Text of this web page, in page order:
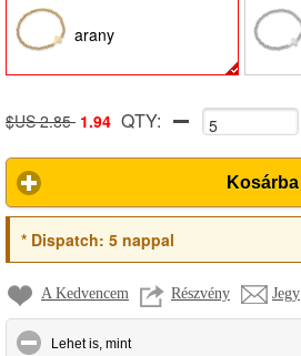
arany
$US 2.85 1.94 QTY:
Kosárba
*Dispatch: 5 nappal
A Kedvencem Részvény Jegy
Lehet is, mintclick to collapse contents